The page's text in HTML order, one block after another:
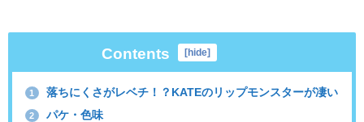
Contents [hide]
1 落ちにくさがレベチ！？KATEのリップモンスターが凄い
2 パケ・色味